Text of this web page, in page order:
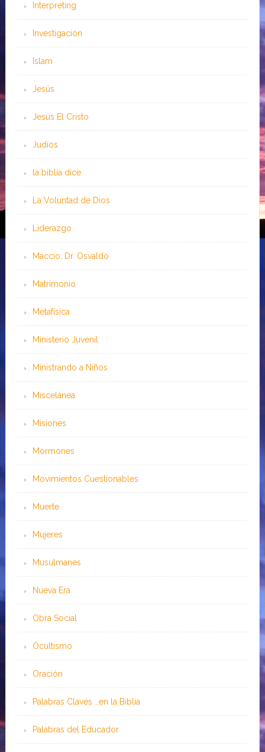
Interpreting
Investigación
Islam
Jesús
Jesús El Cristo
Judíos
la biblia dice
La Voluntad de Dios
Liderazgo
Maccio, Dr. Osvaldo
Matrimonio
Metafísica
Ministerio Juvenil
Ministrando a Niños
Miscelánea
Misiones
Mormones
Movimientos Cuestionables
Muerte
Mujeres
Musulmanes
Nueva Era
Obra Social
Ocultismo
Oración
Palabras Claves …en la Biblia
Palabras del Educador